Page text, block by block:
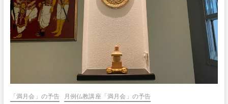
「満月会」の予告 月例仏教講座「満月会」の予告